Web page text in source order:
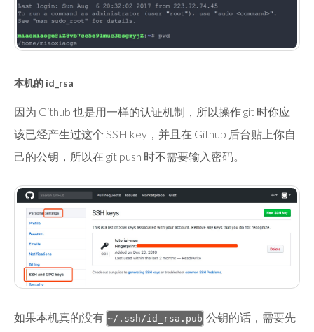
本机的 id_rsa
因为 Github 也是用一样的认证机制，所以操作 git 时你应
该已经产生过这个 SSH key，并且在 Github 后台贴上你自
己的公钥，所以在 git push 时不需要输入密码。
如果本机真的没有 ~/.ssh/id_rsa.pub 公钥的话，需要先